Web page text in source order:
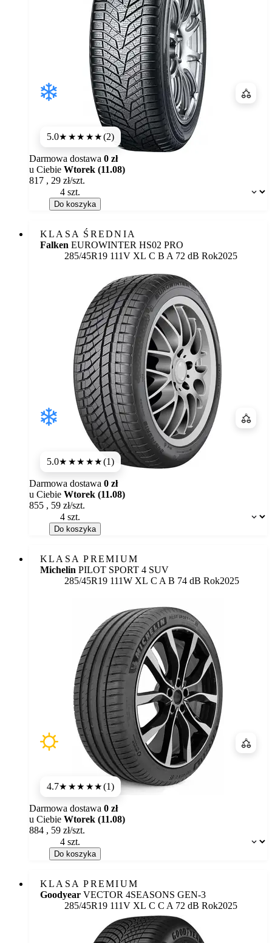
5.0★★★★★(2)
Dostępność:
Darmowa dostawa 0 zł
u Ciebie Wtorek (11.08)
817 , 29 zł/szt.
Do koszyka
KLASA ŚREDNIA
Falken EUROWINTER HS02 PRO
285/45R19 111V XL Etykieta:
C B A 72 dB Rok2025
5.0★★★★★(1)
Dostępność:
Darmowa dostawa 0 zł
u Ciebie Wtorek (11.08)
855 , 59 zł/szt.
Do koszyka
KLASA PREMIUM
Michelin PILOT SPORT 4 SUV
285/45R19 111W XL Etykieta:
C A B 74 dB Rok2025
4.7★★★★★(1)
Dostępność:
Darmowa dostawa 0 zł
u Ciebie Wtorek (11.08)
884 , 59 zł/szt.
Do koszyka
KLASA PREMIUM
Goodyear VECTOR 4SEASONS GEN-3
285/45R19 111V XL Etykieta:
C C A 72 dB Rok2025